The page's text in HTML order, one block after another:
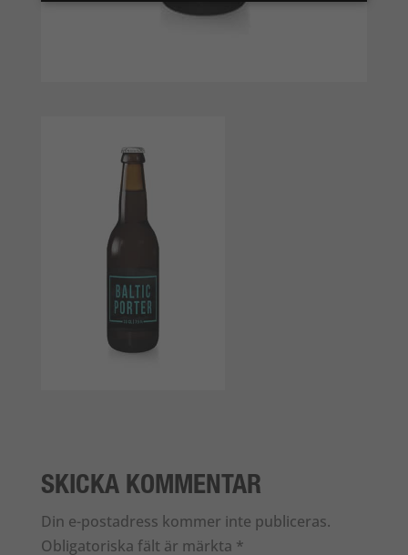
SKICKA KOMMENTAR
Din e-postadress kommer inte publiceras.
Obligatoriska fält är märkta *